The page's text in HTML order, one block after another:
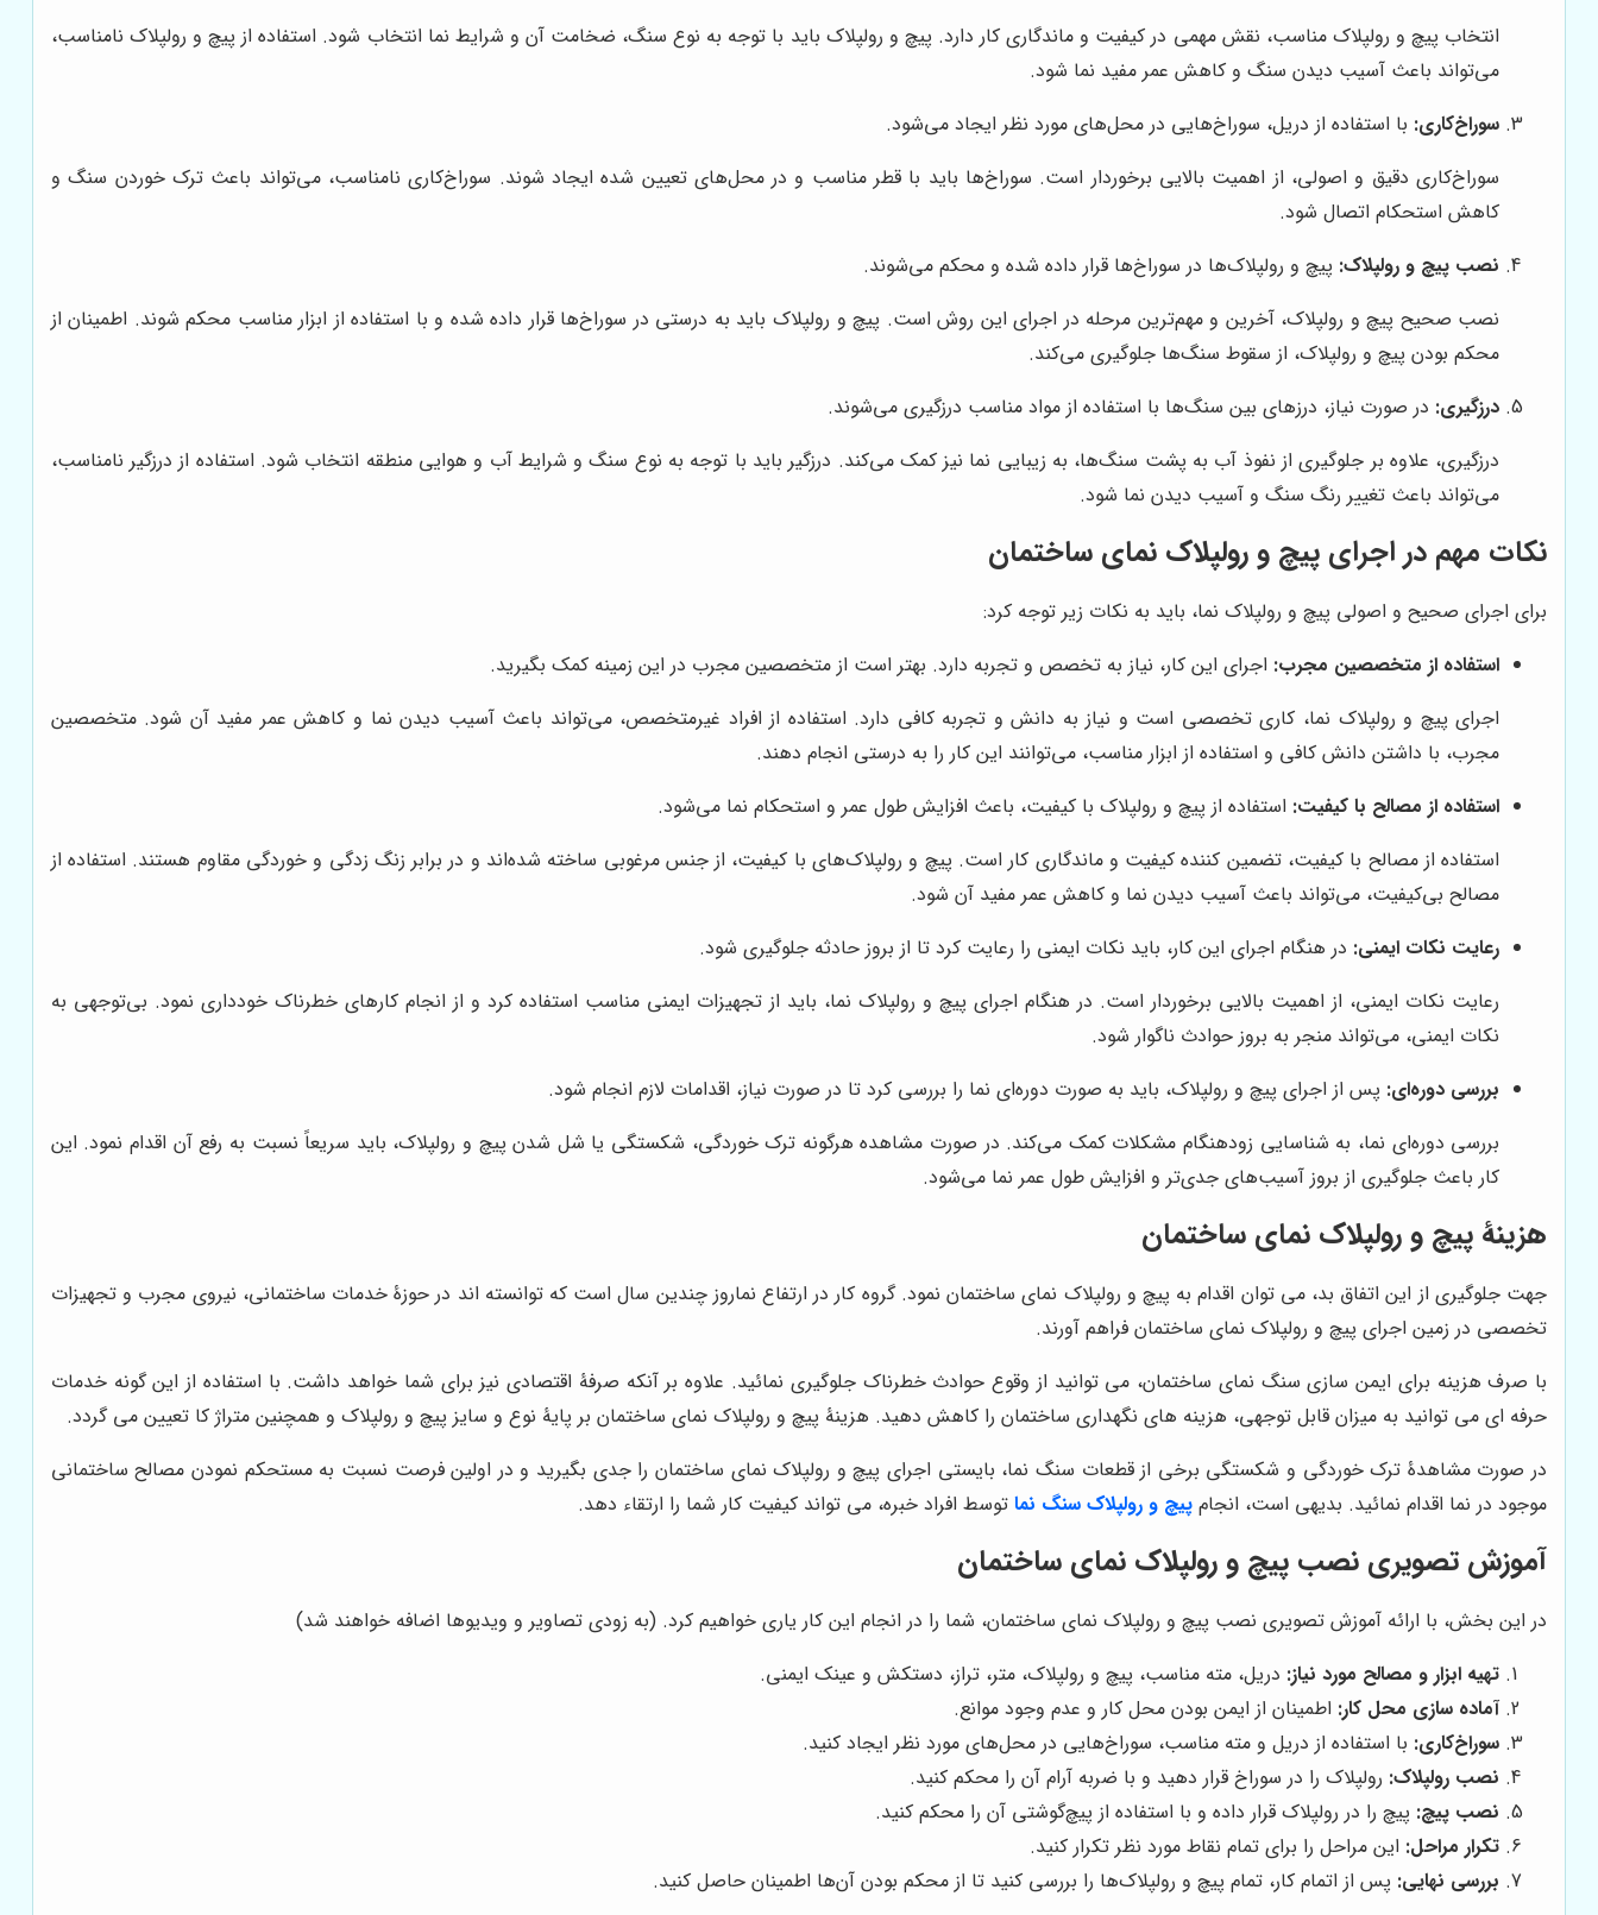
انتخاب پیچ و رولپلاک مناسب، نقش مهمی در کیفیت و ماندگاری کار دارد. پیچ و رولپلاک باید با توجه به نوع سنگ، ضخامت آن و شرایط نما انتخاب شود. استفاده از پیچ و رولپلاک نامناسب،
می‌تواند باعث آسیب دیدن سنگ و کاهش عمر مفید نما شود.
سوراخ‌کاری: با استفاده از دریل، سوراخ‌هایی در محل‌های مورد نظر ایجاد می‌شود.
سوراخ‌کاری دقیق و اصولی، از اهمیت بالایی برخوردار است. سوراخ‌ها باید با قطر مناسب و در محل‌های تعیین شده ایجاد شوند. سوراخ‌کاری نامناسب، می‌تواند باعث ترک خوردن سنگ و
کاهش استحکام اتصال شود.
نصب پیچ و رولپلاک: پیچ و رولپلاک‌ها در سوراخ‌ها قرار داده شده و محکم می‌شوند.
نصب صحیح پیچ و رولپلاک، آخرین و مهم‌ترین مرحله در اجرای این روش است. پیچ و رولپلاک باید به درستی در سوراخ‌ها قرار داده شده و با استفاده از ابزار مناسب محکم شوند. اطمینان از
محکم بودن پیچ و رولپلاک، از سقوط سنگ‌ها جلوگیری می‌کند.
درزگیری: در صورت نیاز، درزهای بین سنگ‌ها با استفاده از مواد مناسب درزگیری می‌شوند.
درزگیری، علاوه بر جلوگیری از نفوذ آب به پشت سنگ‌ها، به زیبایی نما نیز کمک می‌کند. درزگیر باید با توجه به نوع سنگ و شرایط آب و هوایی منطقه انتخاب شود. استفاده از درزگیر نامناسب،
می‌تواند باعث تغییر رنگ سنگ و آسیب دیدن نما شود.
نکات مهم در اجرای پیچ و رولپلاک نمای ساختمان
برای اجرای صحیح و اصولی پیچ و رولپلاک نما، باید به نکات زیر توجه کرد:
استفاده از متخصصین مجرب: اجرای این کار، نیاز به تخصص و تجربه دارد. بهتر است از متخصصین مجرب در این زمینه کمک بگیرید.
اجرای پیچ و رولپلاک نما، کاری تخصصی است و نیاز به دانش و تجربه کافی دارد. استفاده از افراد غیرمتخصص، می‌تواند باعث آسیب دیدن نما و کاهش عمر مفید آن شود. متخصصین
مجرب، با داشتن دانش کافی و استفاده از ابزار مناسب، می‌توانند این کار را به درستی انجام دهند.
استفاده از مصالح با کیفیت: استفاده از پیچ و رولپلاک با کیفیت، باعث افزایش طول عمر و استحکام نما می‌شود.
استفاده از مصالح با کیفیت، تضمین کننده کیفیت و ماندگاری کار است. پیچ و رولپلاک‌های با کیفیت، از جنس مرغوبی ساخته شده‌اند و در برابر زنگ زدگی و خوردگی مقاوم هستند. استفاده از
مصالح بی‌کیفیت، می‌تواند باعث آسیب دیدن نما و کاهش عمر مفید آن شود.
رعایت نکات ایمنی: در هنگام اجرای این کار، باید نکات ایمنی را رعایت کرد تا از بروز حادثه جلوگیری شود.
رعایت نکات ایمنی، از اهمیت بالایی برخوردار است. در هنگام اجرای پیچ و رولپلاک نما، باید از تجهیزات ایمنی مناسب استفاده کرد و از انجام کارهای خطرناک خودداری نمود. بی‌توجهی به
نکات ایمنی، می‌تواند منجر به بروز حوادث ناگوار شود.
بررسی دوره‌ای: پس از اجرای پیچ و رولپلاک، باید به صورت دوره‌ای نما را بررسی کرد تا در صورت نیاز، اقدامات لازم انجام شود.
بررسی دوره‌ای نما، به شناسایی زودهنگام مشکلات کمک می‌کند. در صورت مشاهده هرگونه ترک خوردگی، شکستگی یا شل شدن پیچ و رولپلاک، باید سریعاً نسبت به رفع آن اقدام نمود. این
کار باعث جلوگیری از بروز آسیب‌های جدی‌تر و افزایش طول عمر نما می‌شود.
هزینۀ پیچ و رولپلاک نمای ساختمان
جهت جلوگیری از این اتفاق بد، می توان اقدام به پیچ و رولپلاک نمای ساختمان نمود. گروه کار در ارتفاع نماروز چندین سال است که توانسته اند در حوزۀ خدمات ساختمانی، نیروی مجرب و تجهیزات
تخصصی در زمین اجرای پیچ و رولپلاک نمای ساختمان فراهم آورند.
با صرف هزینه برای ایمن سازی سنگ نمای ساختمان، می توانید از وقوع حوادث خطرناک جلوگیری نمائید. علاوه بر آنکه صرفۀ اقتصادی نیز برای شما خواهد داشت. با استفاده از این گونه خدمات
حرفه ای می توانید به میزان قابل توجهی، هزینه های نگهداری ساختمان را کاهش دهید. هزینۀ پیچ و رولپلاک نمای ساختمان بر پایۀ نوع و سایز پیچ و رولپلاک و همچنین متراژ کا تعیین می گردد.
در صورت مشاهدۀ ترک خوردگی و شکستگی برخی از قطعات سنگ نما، بایستی اجرای پیچ و رولپلاک نمای ساختمان را جدی بگیرید و در اولین فرصت نسبت به مستحکم نمودن مصالح ساختمانی
موجود در نما اقدام نمائید. بدیهی است، انجام پیچ و رولپلاک سنگ نماتوسط افراد خبره، می تواند کیفیت کار شما را ارتقاء دهد.
آموزش تصویری نصب پیچ و رولپلاک نمای ساختمان
در این بخش، با ارائه آموزش تصویری نصب پیچ و رولپلاک نمای ساختمان، شما را در انجام این کار یاری خواهیم کرد. (به زودی تصاویر و ویدیوها اضافه خواهند شد)
تهیه ابزار و مصالح مورد نیاز: دریل، مته مناسب، پیچ و رولپلاک، متر، تراز، دستکش و عینک ایمنی.
آماده سازی محل کار: اطمینان از ایمن بودن محل کار و عدم وجود موانع.
سوراخ‌کاری: با استفاده از دریل و مته مناسب، سوراخ‌هایی در محل‌های مورد نظر ایجاد کنید.
نصب رولپلاک: رولپلاک را در سوراخ قرار دهید و با ضربه آرام آن را محکم کنید.
نصب پیچ: پیچ را در رولپلاک قرار داده و با استفاده از پیچ‌گوشتی آن را محکم کنید.
تکرار مراحل: این مراحل را برای تمام نقاط مورد نظر تکرار کنید.
بررسی نهایی: پس از اتمام کار، تمام پیچ و رولپلاک‌ها را بررسی کنید تا از محکم بودن آن‌ها اطمینان حاصل کنید.